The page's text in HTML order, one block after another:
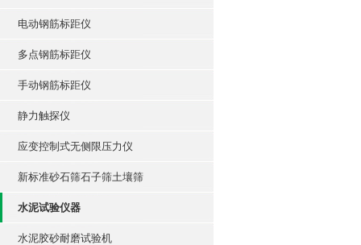
电动钢筋标距仪
多点钢筋标距仪
手动钢筋标距仪
静力触探仪
应变控制式无侧限压力仪
新标准砂石筛石子筛土壤筛
水泥试验仪器
水泥胶砂耐磨试验机